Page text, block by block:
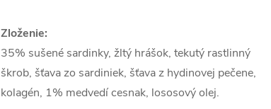
Zloženie:
35% sušené sardinky, žltý hrášok, tekutý rastlinný
škrob, šťava zo sardiniek, šťava z hydinovej pečene,
kolagén, 1% medvedí cesnak, lososový olej.